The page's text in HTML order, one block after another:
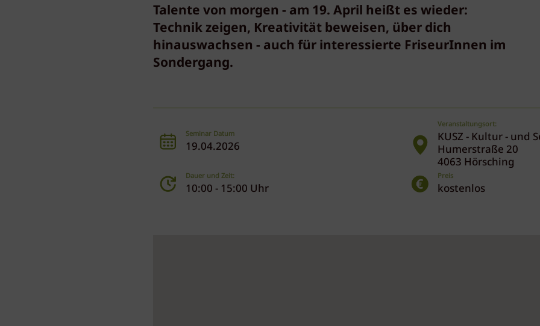
Talente von morgen - am 19. April heißt es wieder:
Technik zeigen, Kreativität beweisen, über dich
hinauswachsen - auch für interessierte FriseurInnen im
Sondergang.
Seminar Datum
19.04.2026
Veranstaltungsort:
KUSZ - Kultur - und
Humerstraße 20
4063 Hörsching
Dauer und Zeit:
10:00 - 15:00 Uhr
Preis
kostenlos